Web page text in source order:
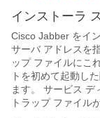
インストーラ
Cisco Jabber をイ
サーバ アドレスを
ップ ファイルにこ
トを初めて起動し
ます。 サービス デ
トラップ ファイル